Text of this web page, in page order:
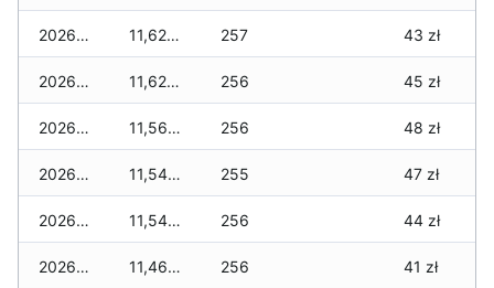
2026-01-16 11,620 zł 257 43 zł
2026-01-15 11,620 zł 256 45 zł
2026-01-14 11,560 zł 256 48 zł
2026-01-13 11,540 zł 255 47 zł
2026-01-12 11,540 zł 256 44 zł
2026-01-11 11,460 zł 256 41 zł